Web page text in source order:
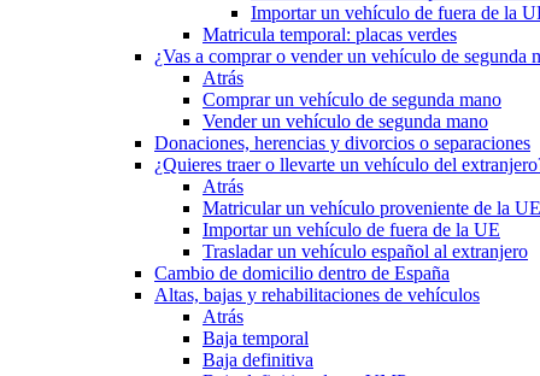
Importar un vehículo de fuera de la
Matricula temporal: placas verdes
¿Vas a comprar o vender un vehículo de segunda
Atrás
Comprar un vehículo de segunda mano
Vender un vehículo de segunda mano
Donaciones, herencias y divorcios o separaciones
¿Quieres traer o llevarte un vehículo del
Atrás
Matricular un vehículo proveniente de la UE
Importar un vehículo de fuera de la UE
Trasladar un vehículo español al extranjero
Cambio de domicilio dentro de España
Altas, bajas y rehabilitaciones de vehículos
Atrás
Baja temporal
Baja definitiva